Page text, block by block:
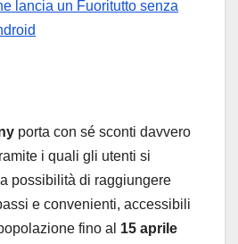
lancia un Fuoritutto senza
porta con sé sconti davvero
i quali gli utenti si
possibilità di raggiungere
e convenienti, accessibili
fino al 15 aprile